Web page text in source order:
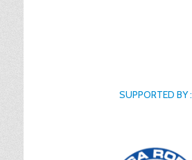
SUPPORTED BY :